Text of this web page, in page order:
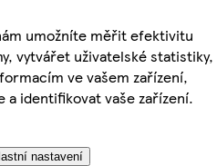
umožníte měřit efektivitu
vytvářet uživatelské statistiky,
ve vašem zařízení,
a identifikovat vaše zařízení.
nastavení